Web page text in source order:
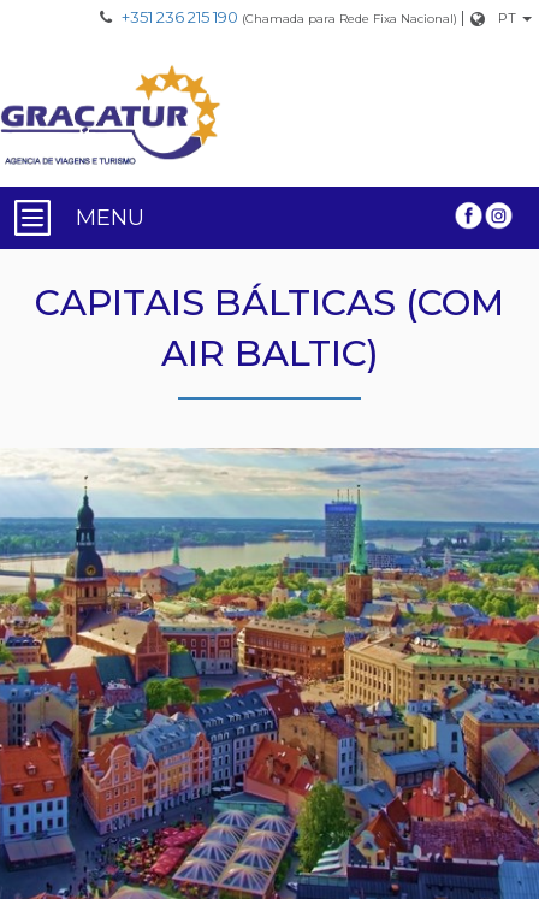
+351 236 215 190 (Chamada para Rede Fixa Nacional) | PT
MENU
CAPITAIS BÁLTICAS (COM
AIR BALTIC)